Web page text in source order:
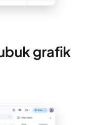
grafik